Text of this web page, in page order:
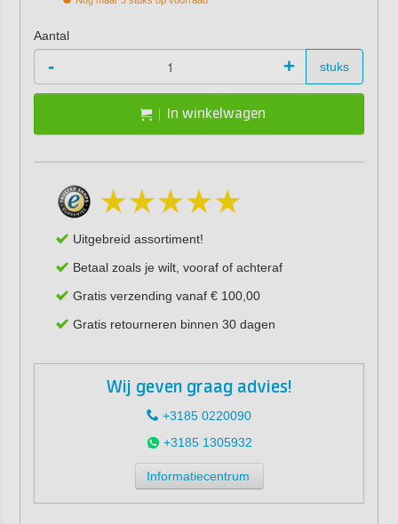
Aantal
- + stuks
In winkelwagen
Uitgebreid assortiment!
Betaal zoals je wilt, vooraf of achteraf
Gratis verzending vanaf € 100,00
Gratis retourneren binnen 30 dagen
Wij geven graag advies!
+3185 0220090
+3185 1305932
Informatiecentrum